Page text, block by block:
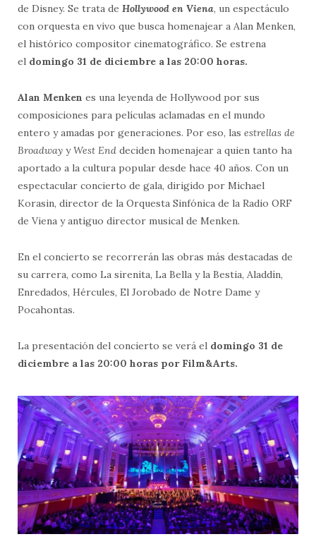
de Disney. Se trata de Hollywood en Viena, un espectáculo
con orquesta en vivo que busca homenajear a Alan Menken,
el histórico compositor cinematográfico. Se estrena
el domingo 31 de diciembre a las 20:00 horas.
Alan Menken es una leyenda de Hollywood por sus
composiciones para películas aclamadas en el mundo
entero y amadas por generaciones. Por eso, las estrellas de
Broadway yWest End deciden homenajear a quien tanto ha
aportado a la cultura popular desde hace 40 años. Con un
espectacular concierto de gala, dirigido por Michael
Korasin, director de la Orquesta Sinfónica de la Radio ORF
de Viena y antiguo director musical de Menken.
En el concierto se recorrerán las obras más destacadas de
su carrera, como La sirenita, La Bella y la Bestia, Aladdín,
Enredados, Hércules, El Jorobado de Notre Dame y
Pocahontas.
La presentación del concierto se verá el domingo 31 de
diciembre a las 20:00 horas por Film&Arts.